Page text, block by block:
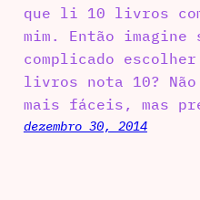
que li 10 livros
mim. Então
complicado
livros nota 10?
mais fáceis, mas
dezembro 30, 2014